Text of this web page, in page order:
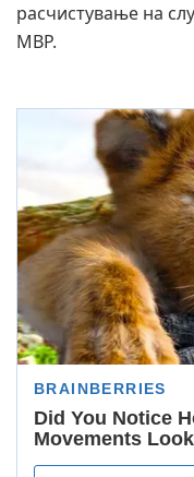
расчистување на
МВР.